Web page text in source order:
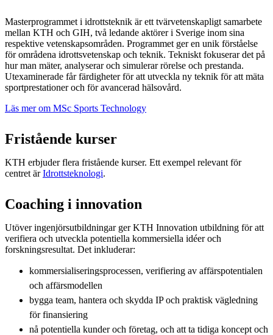
Masterprogrammet i idrottsteknik är ett tvärvetenskapligt samarbete
mellan KTH och GIH, två ledande aktörer i Sverige inom sina
respektive vetenskapsområden. Programmet ger en unik förståelse
för områdena idrottsvetenskap och teknik. Tekniskt fokuserar det på
hur man mäter, analyserar och simulerar rörelse och prestanda.
Utexaminerade får färdigheter för att utveckla ny teknik för att mäta
sportprestationer och för avancerad hälsovård.
Läs mer om MSc Sports Technology
Fristående kurser
KTH erbjuder flera fristående kurser. Ett exempel relevant för
centret ärIdrottsteknologi.
Coaching i innovation
Utöver ingenjörsutbildningar ger KTH Innovation utbildning för att
verifiera och utveckla potentiella kommersiella idéer och
forskningsresultat. Det inkluderar:
kommersialiseringsprocessen, verifiering av affärspotentialen
och affärsmodellen
bygga team, hantera och skydda IP och praktisk vägledning
för finansiering
nå potentiella kunder och företag, och att ta tidiga koncept och